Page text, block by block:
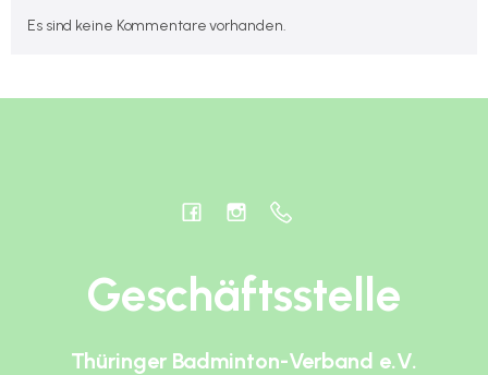
Es sind keine Kommentare vorhanden.
Geschäftsstelle
Thüringer Badminton-Verband e.V.